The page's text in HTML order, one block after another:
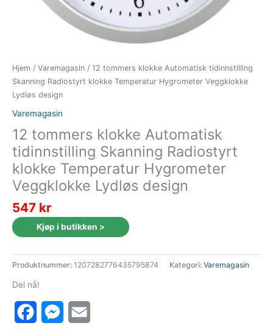
Hjem / Varemagasin / 12 tommers klokke Automatisk tidinnstilling
Skanning Radiostyrt klokke Temperatur Hygrometer Veggklokke
Lydløs design
Varemagasin
12 tommers klokke Automatisk
tidinnstilling Skanning Radiostyrt
klokke Temperatur Hygrometer
Veggklokke Lydløs design
547 kr
Kjøp i butikken >
Produktnummer: 1207282776435795874 Kategori: Varemagasin
Del nå!
FacebookMessenger